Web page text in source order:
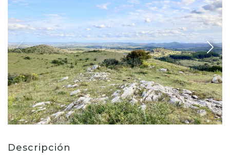
Descripción